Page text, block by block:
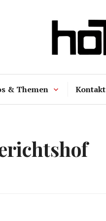
& Themen Kontakt